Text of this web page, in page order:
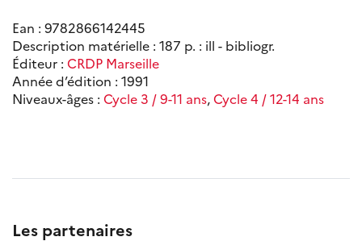
Ean : 9782866142445
Description matérielle : 187 p. : ill - bibliogr.
Éditeur : CRDP Marseille
Année d’édition : 1991
Niveaux-âges : Cycle 3 / 9-11 ans,Cycle 4 / 12-14 ans
Les partenaires